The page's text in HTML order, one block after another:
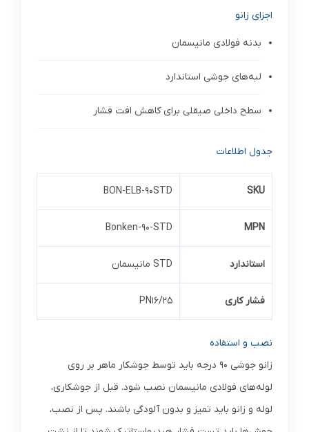
اجزای زانو
بدنه فولادی مانیسمان
لبه‌های جوشی استاندارد
سطح داخلی صیقلی برای کاهش افت فشار
جدول اطلاعات
SKU
BON-ELB-90STD
MPN
Bonken-90-STD
استاندارد STD مانیسمان
فشار کاری PN16/25
نصب و استفاده
زانو جوشی 90 درجه باید توسط جوشکار ماهر بر روی
لوله‌های فولادی مانیسمان نصب شود. قبل از جوشکاری،
لوله و زانو باید تمیز و بدون آلودگی باشند. پس از نصب،